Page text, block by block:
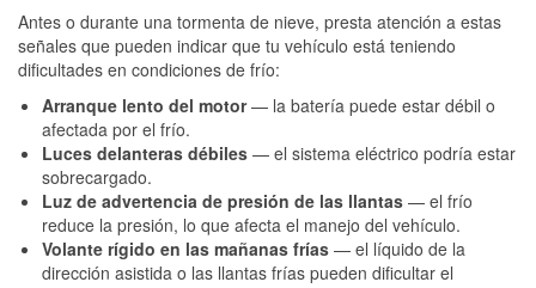
Antes o durante una tormenta de nieve, presta atención a estas
señales que pueden indicar que tu vehículo está teniendo
dificultades en condiciones de frío:
Arranque lento del motor— la batería puede estar débil o
afectada por el frío.
Luces delanteras débiles — el sistema eléctrico podría estar
sobrecargado.
Luz de advertencia de presión de las llantas — el frío
reduce la presión, lo que afecta el manejo del vehículo.
Volante rígido en las mañanas frías — el líquido de la
dirección asistida o las llantas frías pueden dificultar el